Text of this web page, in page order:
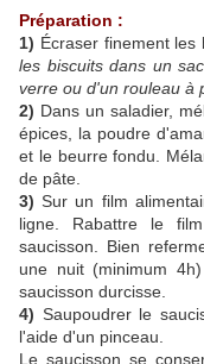
Préparation :
1) Écraser finement les
les biscuits dans un
verre ou d'un rouleau à
2) Dans un saladier,
épices, la poudre
et le beurre fondu.
de pâte.
3) Sur un film
ligne. Rabattre le
saucisson. Bien
une nuit (minimum
saucisson durcisse.
4) Saupoudrer le
l'aide d'un pinceau.
Le saucisson se